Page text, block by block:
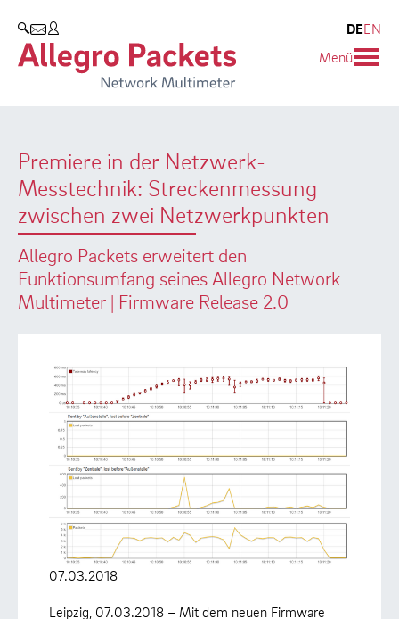
SUCHEN
DEEN
Menü
Premiere in der Netzwerk-
Messtechnik: Streckenmessung
zwischen zwei Netzwerkpunkten
Allegro Packets erweitert den
Funktionsumfang seines Allegro Network
Multimeter | Firmware Release 2.0
07.03.2018
Leipzig, 07.03.2018 – Mit dem neuen Firmware
Allegro Network Multimeter
Produktübersicht
Use Cases
Whitepaper
Case Studies
Videos
Support
Training
Unternehmen
Partner
Umweltschutz
Forschung und Lehre
Karriere